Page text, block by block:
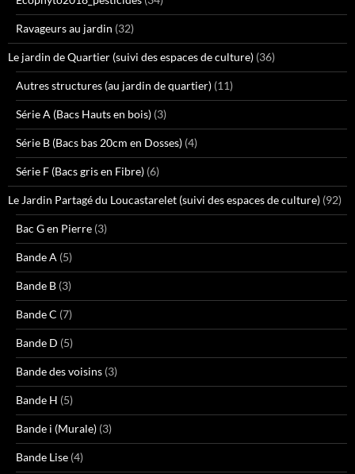
Ravageurs au jardin (32)
Le jardin de Quartier (suivi des espaces de culture) (36)
Autres structures (au jardin de quartier) (11)
Série A (Bacs Hauts en bois) (3)
Série B (Bacs bas 20cm en Dosses) (4)
Série F (Bacs gris en Fibre) (6)
Le Jardin Partagé du Loucastarelet (suivi des espaces de culture) (92)
Bac G en Pierre (3)
Bande A (5)
Bande B (3)
Bande C (7)
Bande D (5)
Bande des voisins (3)
Bande H (5)
Bande i (Murale) (3)
Bande Lise (4)